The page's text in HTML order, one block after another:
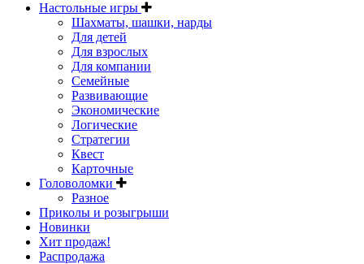
Настольные игры
Шахматы, шашки, нарды
Для детей
Для взрослых
Для компании
Семейные
Развивающие
Экономические
Логические
Стратегии
Квест
Карточные
Головоломки
Разное
Приколы и розыгрыши
Новинки
Хит продаж!
Распродажа